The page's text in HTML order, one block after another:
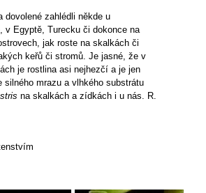
dovolené zahlédli někde u
v Egyptě, Turecku či dokonce na
jak roste na skalkách či
keřů či stromů. Je jasné, že v
je rostlina asi nejhezčí a je jen
silného mrazu a vlhkého substrátu
na skalkách a zídkách i u nás. R.